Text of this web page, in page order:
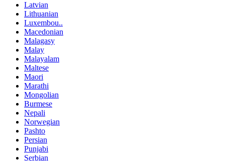
Latvian
Lithuanian
Luxembou..
Macedonian
Malagasy
Malay
Malayalam
Maltese
Maori
Marathi
Mongolian
Burmese
Nepali
Norwegian
Pashto
Persian
Punjabi
Serbian